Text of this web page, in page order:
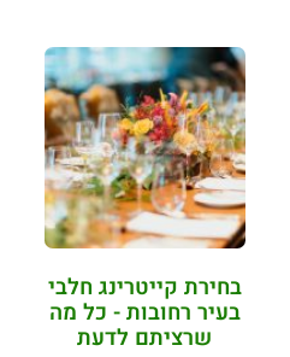
בחירת קייטרינג חלבי
בעיר רחובות - כל מה
שרציתם לדעת